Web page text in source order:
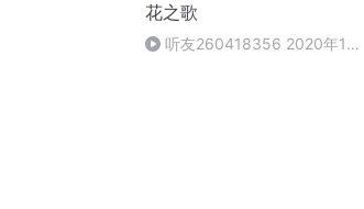
花之歌
听友260418356 2020年10